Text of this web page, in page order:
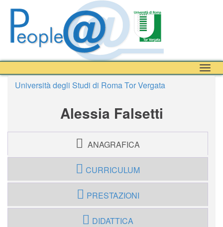
Università degli Studi di Roma Tor Vergata
Alessia Falsetti
ANAGRAFICA
CURRICULUM
PRESTAZIONI
DIDATTICA